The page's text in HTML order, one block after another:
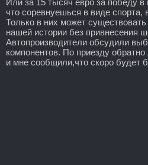
что соревнуешься в виде спорта,
Только в них может
нашей истории без привнесения
Автопроизводители обсудили
компонентов. По приезду
и мне сообщили,что скоро будет